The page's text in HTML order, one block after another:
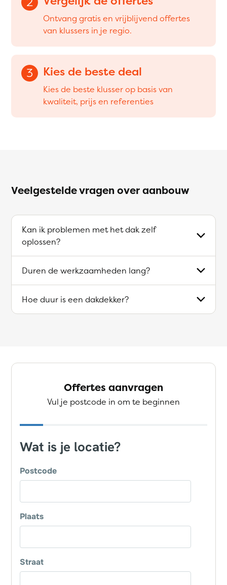
Ontvang gratis en vrijblijvend offertes
van klussers in je regio.
3 Kies de beste deal
Kies de beste klusser op basis van
kwaliteit, prijs en referenties
Veelgestelde vragen over aanbouw
Kan ik problemen met het dak zelf
oplossen?
Duren de werkzaamheden lang?
Hoe duur is een dakdekker?
Offertes aanvragen
Vul je postcode in om te beginnen